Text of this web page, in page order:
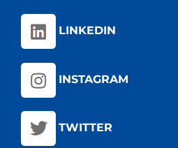
LINKEDIN
INSTAGRAM
TWITTER